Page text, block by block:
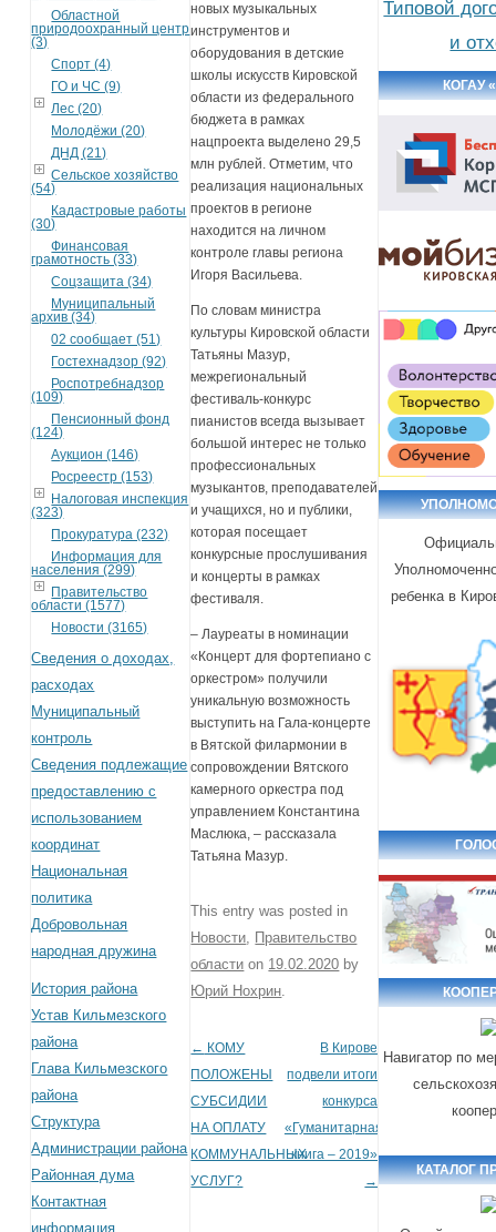
Областной
природоохранный центр
(3)
Спорт (4)
ГО и ЧС (9)
Лес (20)
Молодёжи (20)
ДНД (21)
Сельское хозяйство
(54)
Кадастровые работы
(30)
Финансовая
грамотность (33)
Соцзащита (34)
Муниципальный
архив (34)
02 сообщает (51)
Гостехнадзор (92)
Роспотребнадзор
(109)
Пенсионный фонд
(124)
Аукцион (146)
Росреестр (153)
Налоговая инспекция
(323)
Прокуратура (232)
Информация для
населения (299)
Правительство
области (1577)
Новости (3165)
Сведения о доходах,
расходах
Муниципальный
контроль
Сведения подлежащие
предоставлению с
использованием
координат
Национальная
политика
Добровольная
народная дружина
История района
Устав Кильмезского
района
Глава Кильмезского
района
Структура
Администрации района
Районная дума
Контактная
информация
новых музыкальных
инструментов и
оборудования в детские
школы искусств Кировской
области из федерального
бюджета в рамках
нацпроекта выделено 29,5
млн рублей. Отметим, что
реализация национальных
проектов в регионе
находится на личном
контроле главы региона
Игоря Васильева.
По словам министра
культуры Кировской области
Татьяны Мазур,
межрегиональный
фестиваль-конкурс
пианистов всегда вызывает
большой интерес не только
профессиональных
музыкантов, преподавателей
и учащихся, но и публики,
которая посещает
конкурсные прослушивания
и концерты в рамках
фестиваля.
– Лауреаты в номинации
«Концерт для фортепиано с
оркестром» получили
уникальную возможность
выступить на Гала-концерте
в Вятской филармонии в
сопровождении Вятского
камерного оркестра под
управлением Константина
Маслюка, – рассказала
Татьяна Мазур.
This entry was posted in
Новости
Правительство
области on 19.02.2020 by
Юрий Нохрин
Post navigation
← КОМУ
ПОЛОЖЕНЫ
СУБСИДИИ
НА ОПЛАТУ
КОММУНАЛЬНЫХ
УСЛУГ?
В Кирове
подвели итоги
конкурса
«Гуманитарная
книга – 2019»
→
Типовой
и
КОГАУ
ребенка в
Навигатор по
КАТАЛОГ